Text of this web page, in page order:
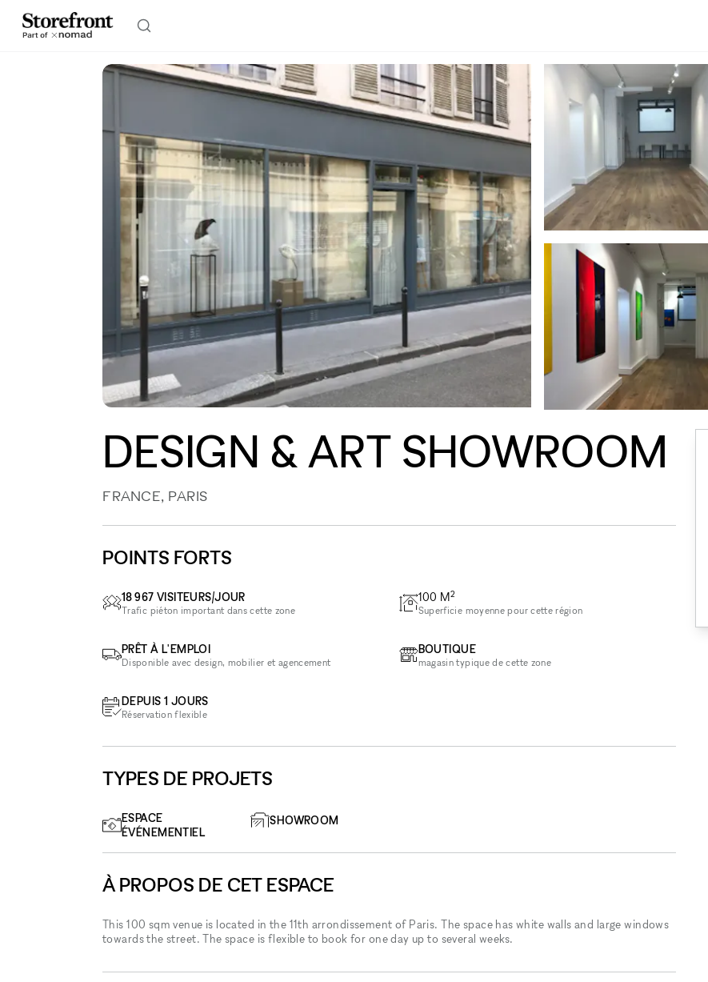
DESIGN & ART SHOWROOM
FRANCE, PARIS
POINTS FORTS
18 967 VISITEURS/JOUR
Trafic piéton important dans cette zone
PRÊT À L'EMPLOI
Disponible avec design, mobilier et agencement
DEPUIS 1 JOURS
Réservation flexible
100 M2
Superficie moyenne pour cette région
BOUTIQUE
magasin typique de cette zone
TYPES DE PROJETS
ESPACE
ÉVÉNEMENTIEL
SHOWROOM
À PROPOS DE CET ESPACE
This 100 sqm venue is located in the 11th arrondissement of Paris. The space has white walls and large windows
towards the street. The space is flexible to book for one day up to several weeks.